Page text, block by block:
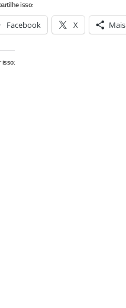
isso:
Facebook X Mais
isso: